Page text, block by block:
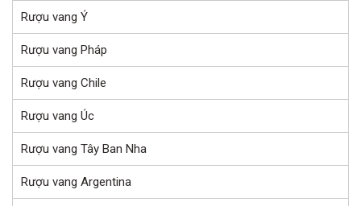
Rượu vang Ý
Rượu vang Pháp
Rượu vang Chile
Rượu vang Úc
Rượu vang Tây Ban Nha
Rượu vang Argentina